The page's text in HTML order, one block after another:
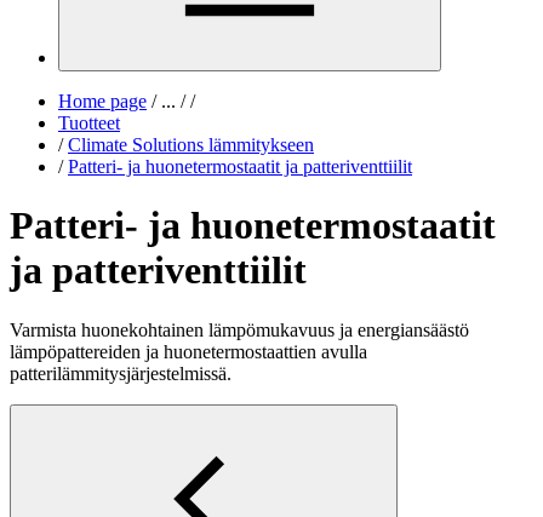
Home page /... / /
Tuotteet
/ Climate Solutions lämmitykseen
/ Patteri- ja huonetermostaatit ja patteriventtiilit
Patteri- ja huonetermostaatit
ja patteriventtiilit
Varmista huonekohtainen lämpömukavuus ja energiansäästö
lämpöpattereiden ja huonetermostaattien avulla
patterilämmitysjärjestelmissä.